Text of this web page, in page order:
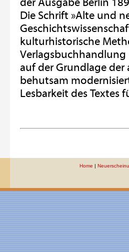
Die Schrift »Alte und
kulturhistorische
Verlagsbuchhandlung
auf der Grundlage
behutsam
Lesbarkeit des Textes
Home |